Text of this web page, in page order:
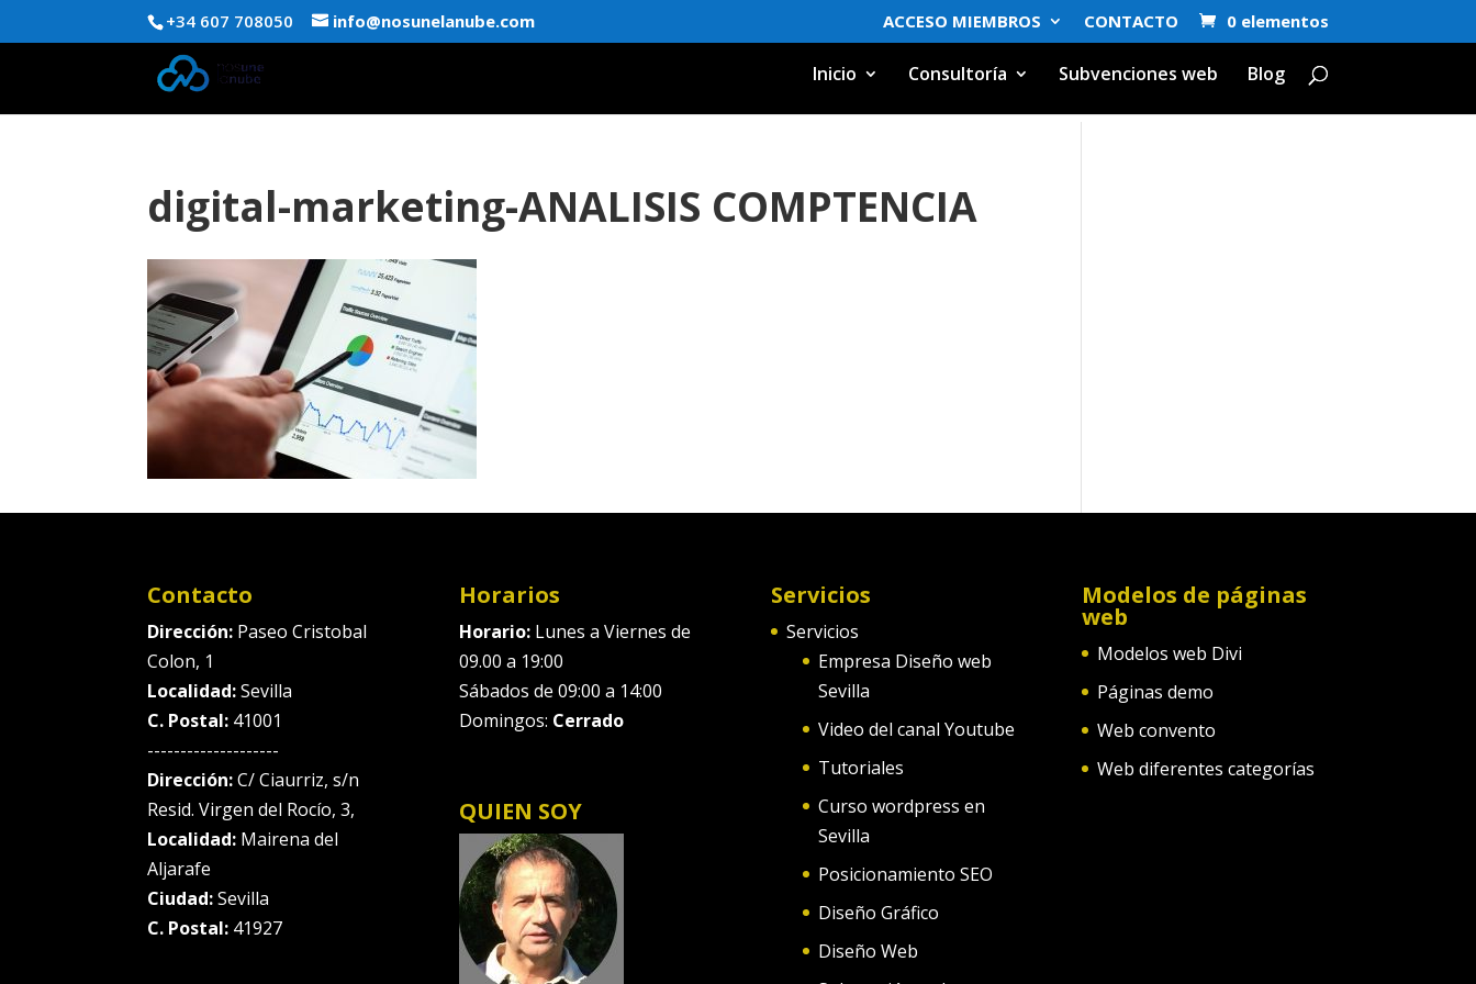
+34 607 708050 info@nosunelanube.com ACCESO MIEMBROS CONTACTO 0 elementos
Inicio Consultoría Subvenciones web Blog
digital-marketing-ANALISIS COMPTENCIA
Contacto
Dirección: Paseo Cristobal
Colon, 1
Localidad:Sevilla
C. Postal: 41001
--------------------
Dirección:C/ Ciaurriz, s/n
Resid. Virgen del Rocío, 3,
Localidad: Mairena del
Aljarafe
Ciudad:Sevilla
C. Postal: 41927
Horarios
Horario:Lunes a Viernes de
09.00 a 19:00
Sábados de 09:00 a 14:00
Domingos: Cerrado
QUIEN SOY
Servicios
Servicios
Empresa Diseño web
Sevilla
Video del canal Youtube
Tutoriales
Curso wordpress en
Sevilla
Posicionamiento SEO
Diseño Gráfico
Diseño Web
Modelos de páginas
web
Modelos web Divi
Páginas demo
Web convento
Web diferentes categorías